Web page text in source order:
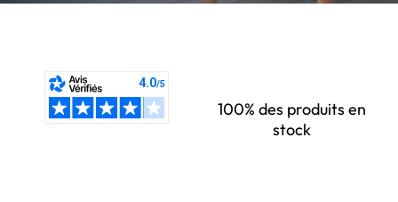
100% des produits en
stock